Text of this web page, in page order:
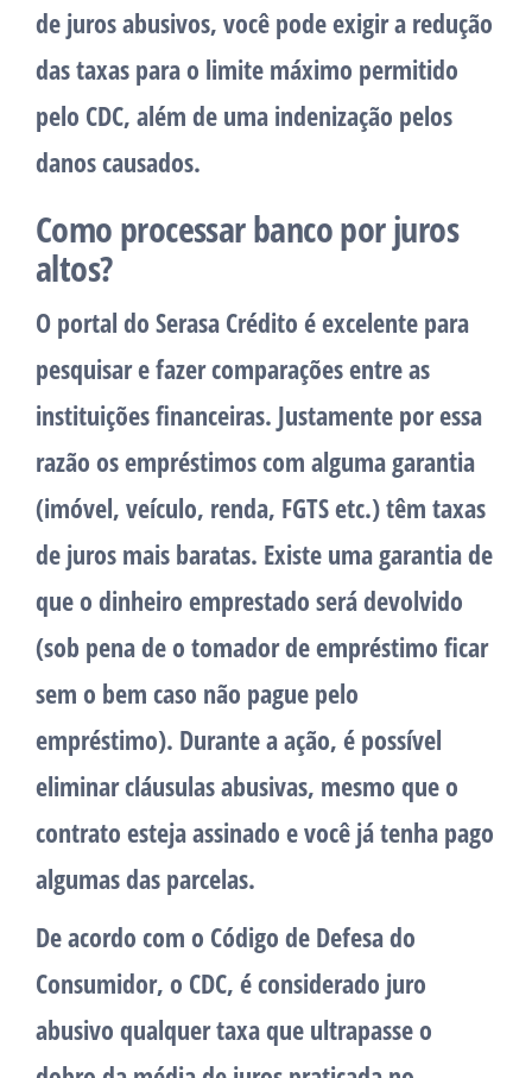
de juros abusivos, você pode exigir a redução
das taxas para o limite máximo permitido
pelo CDC, além de uma indenização pelos
danos causados.
Como processar banco por juros
altos?
O portal do Serasa Crédito é excelente para
pesquisar e fazer comparações entre as
instituições financeiras. Justamente por essa
razão os empréstimos com alguma garantia
(imóvel, veículo, renda, FGTS etc.) têm taxas
de juros mais baratas. Existe uma garantia de
que o dinheiro emprestado será devolvido
(sob pena de o tomador de empréstimo ficar
sem o bem caso não pague pelo
empréstimo). Durante a ação, é possível
eliminar cláusulas abusivas, mesmo que o
contrato esteja assinado e você já tenha pago
algumas das parcelas.
De acordo com o Código de Defesa do
Consumidor, o CDC, é considerado juro
abusivo qualquer taxa que ultrapasse o